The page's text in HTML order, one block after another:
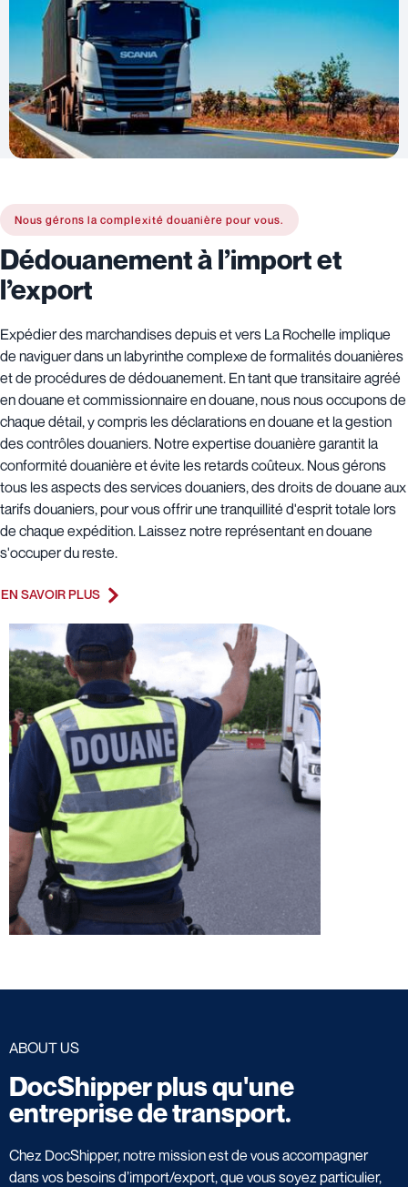
Nous gérons la complexité douanière pour vous.
Dédouanement à l’import et
l’export
Expédier des marchandises depuis et vers La Rochelle implique
de naviguer dans un labyrinthe complexe de formalités douanières
et de procédures de dédouanement. En tant que transitaire agréé
en douane et commissionnaire en douane, nous nous occupons de
chaque détail, y compris les déclarations en douane et la gestion
des contrôles douaniers. Notre expertise douanière garantit la
conformité douanière et évite les retards coûteux. Nous gérons
tous les aspects des services douaniers, des droits de douane aux
tarifs douaniers, pour vous offrir une tranquillité d'esprit totale lors
de chaque expédition. Laissez notre représentant en douane
s'occuper du reste.
EN SAVOIR PLUS
ABOUT US
DocShipper plus qu'une
entreprise de transport.
Chez DocShipper, notre mission est de vous accompagner
dans vos besoins d’import/export, que vous soyez particulier,